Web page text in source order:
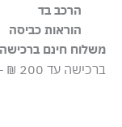
הרכב בד
100% עור
הוראות כביסה
אסור
משלוח חינם ברכישה
ברכישה עד 200 ₪ – עלות משלוח 20 ₪